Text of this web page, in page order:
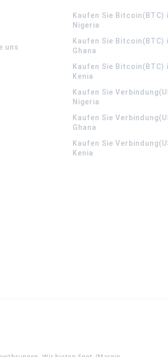
uns
Kaufen Sie Bitcoin(BTC)
Nigeria
Kaufen Sie Bitcoin(BTC)
Ghana
Kaufen Sie Bitcoin(BTC)
Kenia
Kaufen Sie
Nigeria
Kaufen Sie
Ghana
Kaufen Sie
Kenia